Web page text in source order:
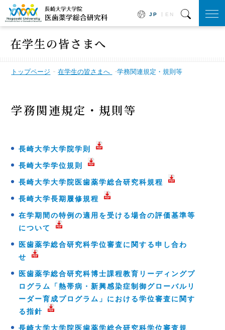
JP EN
在学生の皆さまへ
トップページ 在学生の皆さまへ 学務関連規定・規則等
学務関連規定・規則等
長崎大学大学院学則
長崎大学学位規則
長崎大学大学院医歯薬学総合研究科規程
長崎大学長期履修規程
在学期間の特例の適用を受ける場合の評価基準等
について
医歯薬学総合研究科学位審査に関する申し合わ
せ
医歯薬学総合研究科博士課程教育リーディングプ
ログラム「熱帯病・新興感染症制御グローバルリ
ーダー育成プログラム」における学位審査に関す
る指針
長崎大学大学院医歯薬学総合研究科学位審査規